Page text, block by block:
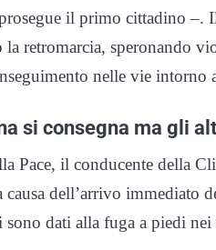
il primo cittadino –.
la retromarcia, speronando
nelle vie intorno
si consegna ma gli
Pace, il conducente della
causa dell’arrivo immediato
dati alla fuga a piedi